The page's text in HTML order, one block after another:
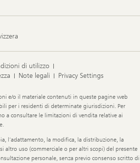
di utilizzo
Note legali Privacy Settings
e/o il materiale contenuti in queste pagine web
per i residenti di determinate giurisdizioni. Per
a consultare le limitazioni di vendita relative ai
l’adattamento, la modifica, la distribuzione, la
altro uso (commerciale o per altri scopi) del presente
personale, senza previo consenso scritto di